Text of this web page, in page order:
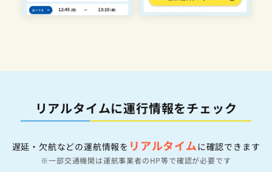
リアルタイムに運行情報をチェック
遅延・欠航などの運航情報を リアルタイムに確認できます
※一部交通機関は運航事業者のHP等で確認が必要です